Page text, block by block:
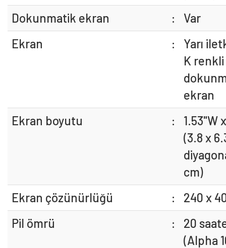
Dokunmatik ekran
:
Var
Ekran
:
Yarı
K
ekran
Ekran boyutu
:
1.53"W
(3.8 x
cm)
Ekran çözünürlüğü
:
240 x
Pil ömrü
:
20
(Alpha